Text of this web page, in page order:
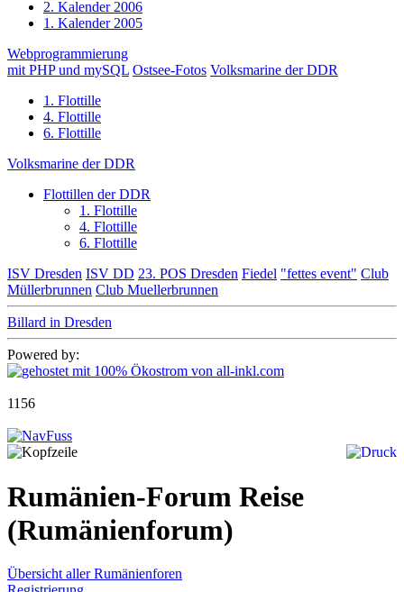
2. Kalender 2006
1. Kalender 2005
Webprogrammierung
mit PHP und mySQL Ostsee-Fotos Volksmarine der DDR
1. Flottille
4. Flottille
6. Flottille
Volksmarine der DDR
Flottillen der DDR
1. Flottille
4. Flottille
6. Flottille
ISV Dresden ISV DD 23. POS Dresden Fiedel "fettes event" Club
Müllerbrunnen Club Muellerbrunnen
Billard in Dresden
Powered by:
1156
Rumänien-Forum Reise
(Rumänienforum)
Übersicht aller Rumänienforen